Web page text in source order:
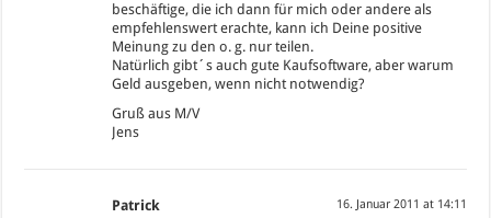
beschäftige, die ich dann für mich oder andere als
empfehlenswert erachte, kann ich Deine positive
Meinung zu den o. g. nur teilen.
Natürlich gibt´s auch gute Kaufsoftware, aber warum
Geld ausgeben, wenn nicht notwendig?
Gruß aus M/V
Jens
Patrick 16. Januar 2011 at 14:11